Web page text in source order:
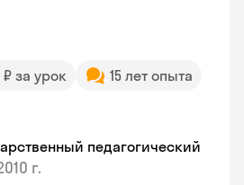
₽ за урок
15 лет опыта
педагогический
г.